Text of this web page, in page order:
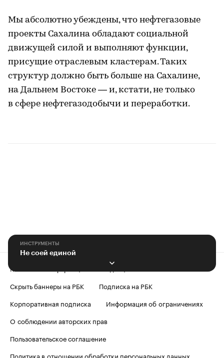
Мы абсолютно убеждены, что нефтегазовые
проекты Сахалина обладают социальной
движущей силой и выполняют функции,
присущие отраслевым кластерам. Таких
структур должно быть больше на Сахалине,
на Дальнем Востоке — и, кстати, не только
в сфере нефтегазодобычи и переработки.
ИНСТРУМЕНТЫ
Не соей единой
Контактная информация
Скрыть баннеры на РБК
Подписка на РБК
Корпоративная подписка
Информация об ограничениях
О соблюдении авторских прав
Пользовательское соглашение
Политика в отношении обработки персональных данных